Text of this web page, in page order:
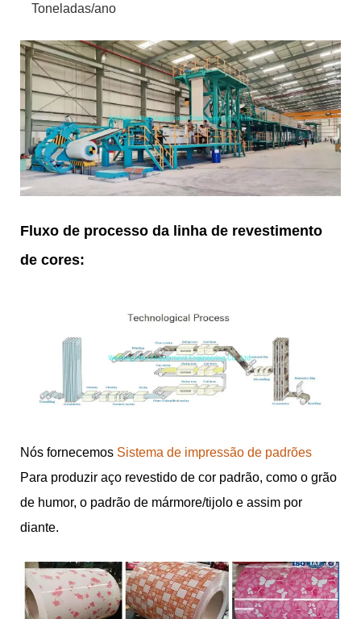
Toneladas/ano
Fluxo de processo da linha de revestimento
de cores:
Nós fornecemos Sistema de impressão de padrões
Para produzir aço revestido de cor padrão, como o grão
de humor, o padrão de mármore/tijolo e assim por
diante.